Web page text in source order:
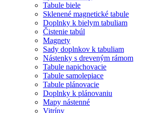
Tabule biele
Sklenené magnetické tabule
Doplnky k bielym tabuliam
Čistenie tabúl
Magnety
Sady doplnkov k tabuliam
Nástenky s dreveným rámom
Tabule napichovacie
Tabule samolepiace
Tabule plánovacie
Doplnky k plánovaniu
Mapy nástenné
Vitríny